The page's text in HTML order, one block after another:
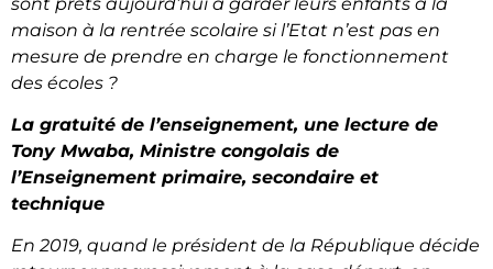
maison à la rentrée scolaire si l’Etat n’est pas en
mesure de prendre en charge le fonctionnement
des écoles ?
La gratuité de l’enseignement, une lecture de
Tony Mwaba, Ministre congolais de
l’Enseignement primaire, secondaire et
technique
En 2019, quand le président de la République décide